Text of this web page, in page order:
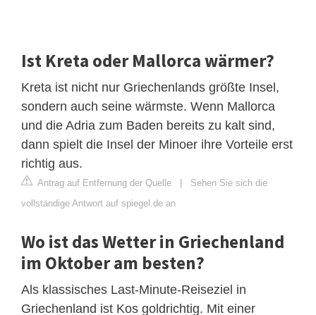
Ist Kreta oder Mallorca wärmer?
Kreta ist nicht nur Griechenlands größte Insel,
sondern auch seine wärmste. Wenn Mallorca
und die Adria zum Baden bereits zu kalt sind,
dann spielt die Insel der Minoer ihre Vorteile erst
richtig aus.
Antrag auf Entfernung der Quelle | Sehen Sie sich die
vollständige Antwort auf spiegel.de an
Wo ist das Wetter in Griechenland
im Oktober am besten?
Als klassisches Last-Minute-Reiseziel in
Griechenland ist Kos goldrichtig. Mit einer